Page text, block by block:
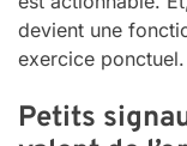
devient une
exercice ponctuel.
Petits